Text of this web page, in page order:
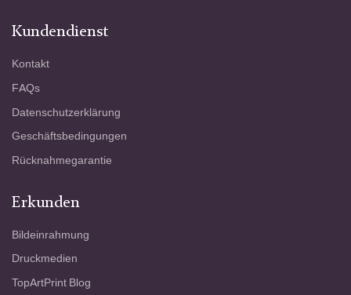
Kundendienst
Kontakt
FAQs
Datenschutzerklärung
Geschäftsbedingungen
Rücknahmegarantie
Erkunden
Bildeinrahmung
Druckmedien
TopArtPrint Blog